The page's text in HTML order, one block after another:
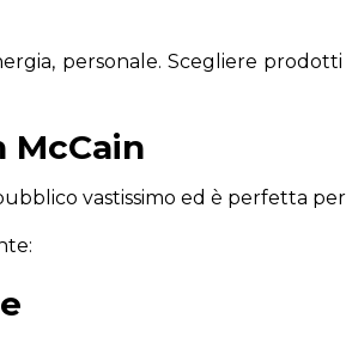
personale. Scegliere
vastissimo ed è perfetta